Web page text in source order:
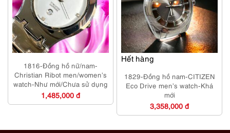
1816-Đồng hồ nữ/nam-
Christian Ribot men/women’s
watch-Như mới/Chưa sử dụng
1,485,000 đ
Hết hàng
1829-Đồng hồ nam-CITIZEN
Eco Drive men’s watch-Khá
mới
3,358,000 đ